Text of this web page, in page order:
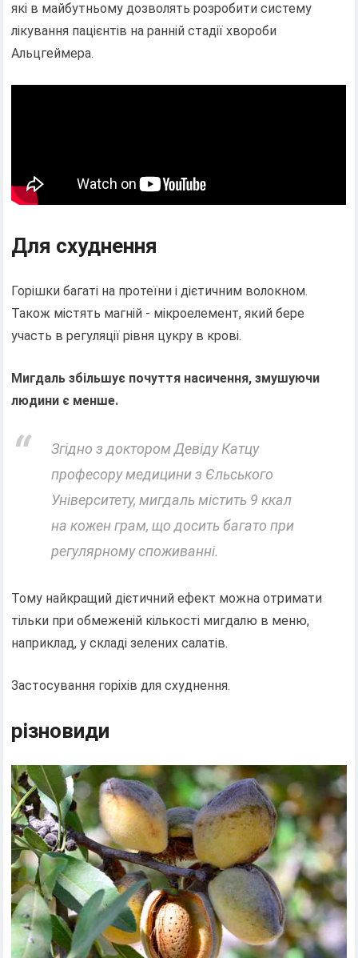
які в майбутньому дозволять розробити систему
лікування пацієнтів на ранній стадії хвороби
Альцгеймера.
Для схуднення
Горішки багаті на протеїни і дієтичним волокном.
Також містять магній - мікроелемент, який бере
участь в регуляції рівня цукру в крові.
Мигдаль збільшує почуття насичення, змушуючи
людини є менше.
Згідно з доктором Девіду Катцу
професору медицини з Єльського
Університету, мигдаль містить 9 ккал
на кожен грам, що досить багато при
регулярному споживанні.
Тому найкращий дієтичний ефект можна отримати
тільки при обмеженій кількості мигдалю в меню,
наприклад, у складі зелених салатів.
Застосування горіхів для схуднення.
різновиди